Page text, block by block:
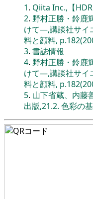
1. Qiita Inc.,【
2. 野村正勝・鈴鹿
けて―,講談社サイ
料と顔料,
3. 書誌情報
4. 野村正勝・鈴鹿
けて―,講談社サイ
料と顔料,
5. 山下省蔵、内藤
出版,21.2. 色彩の